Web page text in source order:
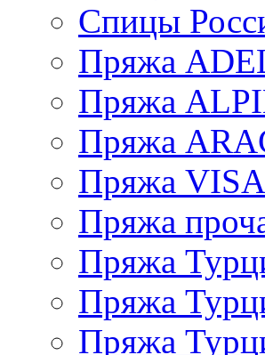
Спицы
Пряжа
Пряжа
Пряжа
Пряжа
Пряжа
Пряжа
Пряжа
Пряжа